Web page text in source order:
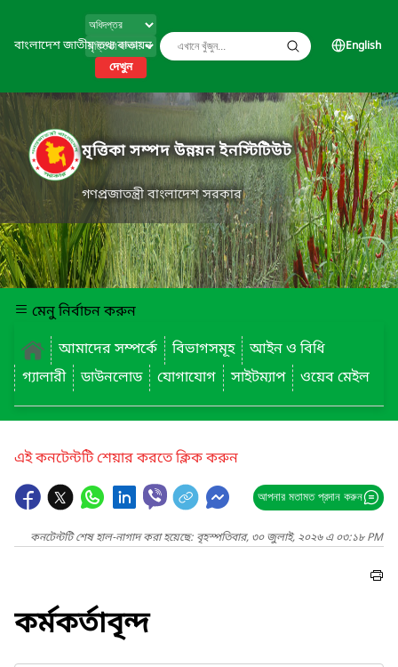
বাংলাদেশ জাতীয় তথ্য বাতায়ন
দেখুন
English
মৃত্তিকা সম্পদ উন্নয়ন ইনস্টিটিউট
গণপ্রজাতন্ত্রী বাংলাদেশ সরকার
মেনু নির্বাচন করুন
আমাদের সম্পর্কে
বিভাগসমূহ
আইন ও বিধি
গ্যালারী
ডাউনলোড যোগাযোগ সাইটম্যাপ ওয়েব মেইল
এই কনটেন্টটি শেয়ার করতে ক্লিক করুন
আপনার মতামত প্রদান করুন
কনটেন্টটি শেষ হাল-নাগাদ করা হয়েছে: বৃহস্পতিবার, ৩০ জুলাই, ২০২৬ এ ০৩:১৮ PM
কর্মকর্তাবৃন্দ